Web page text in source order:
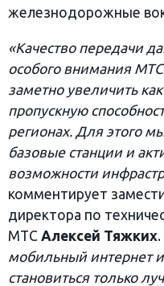
железнодорожные
«Качество передачи
особого внимания
заметно увеличить
пропускную
регионах. Для этого
базовые станции и
возможности
комментирует
директора по
МТС Алексей Тяжких
мобильный интернет
становиться только